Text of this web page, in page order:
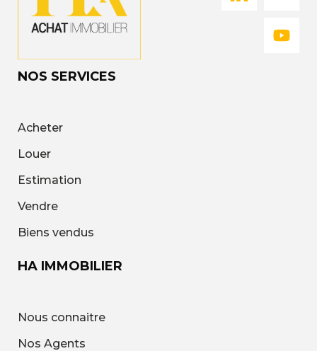
HA IMMOBILIER
Nous connaitre
Nos Agents
NOS SERVICES
Acheter
Louer
Estimation
Vendre
Biens vendus